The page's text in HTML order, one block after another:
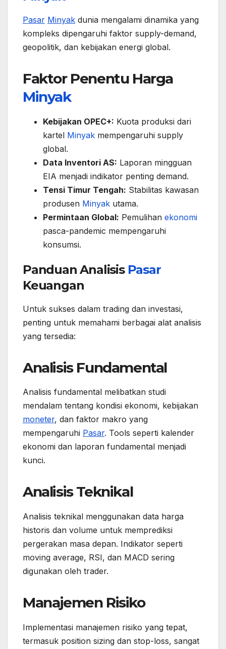
Pasar Minyak dunia mengalami dinamika yang
kompleks dipengaruhi faktor supply-demand,
geopolitik, dan kebijakan energi global.
Faktor Penentu Harga
Minyak
Kebijakan OPEC+: Kuota produksi dari
kartel Minyak mempengaruhi supply
global.
Data Inventori AS: Laporan mingguan
EIA menjadi indikator penting demand.
Tensi Timur Tengah: Stabilitas kawasan
produsen Minyak utama.
Permintaan Global: Pemulihan ekonomi
pasca-pandemic mempengaruhi
konsumsi.
Panduan Analisis Pasar
Keuangan
Untuk sukses dalam trading dan investasi,
penting untuk memahami berbagai alat analisis
yang tersedia:
Analisis Fundamental
Analisis fundamental melibatkan studi
mendalam tentang kondisi ekonomi, kebijakan
moneter, dan faktor makro yang
mempengaruhi Pasar. Tools seperti kalender
ekonomi dan laporan fundamental menjadi
kunci.
Analisis Teknikal
Analisis teknikal menggunakan data harga
historis dan volume untuk memprediksi
pergerakan masa depan. Indikator seperti
moving average, RSI, dan MACD sering
digunakan oleh trader.
Manajemen Risiko
Implementasi manajemen risiko yang tepat,
termasuk position sizing dan stop-loss, sangat